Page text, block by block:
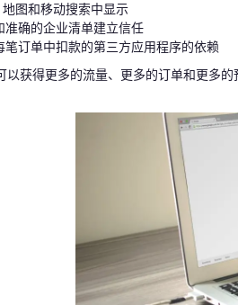
图和移动搜索中显示
准确的企业清单建立信任
笔订单中扣款的第三方应用程序的依赖
以获得更多的流量、更多的订单和更多